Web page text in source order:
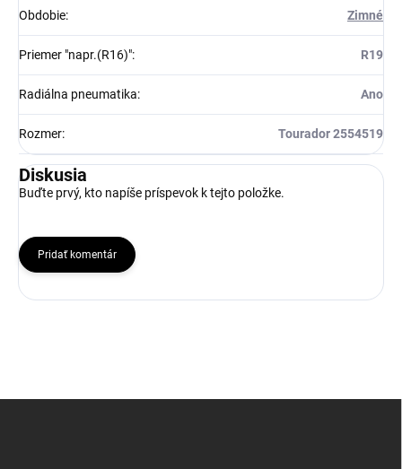
Obdobie: Zimné
Priemer "napr.(R16)": R19
Radiálna pneumatika: Ano
Rozmer: Tourador 2554519
Diskusia
Buďte prvý, kto napíše príspevok k tejto položke.
Pridať komentár